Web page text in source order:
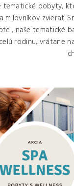
tematické pobyty,
milovníkov zvierat.
naše tematické
rodinu, vrátane